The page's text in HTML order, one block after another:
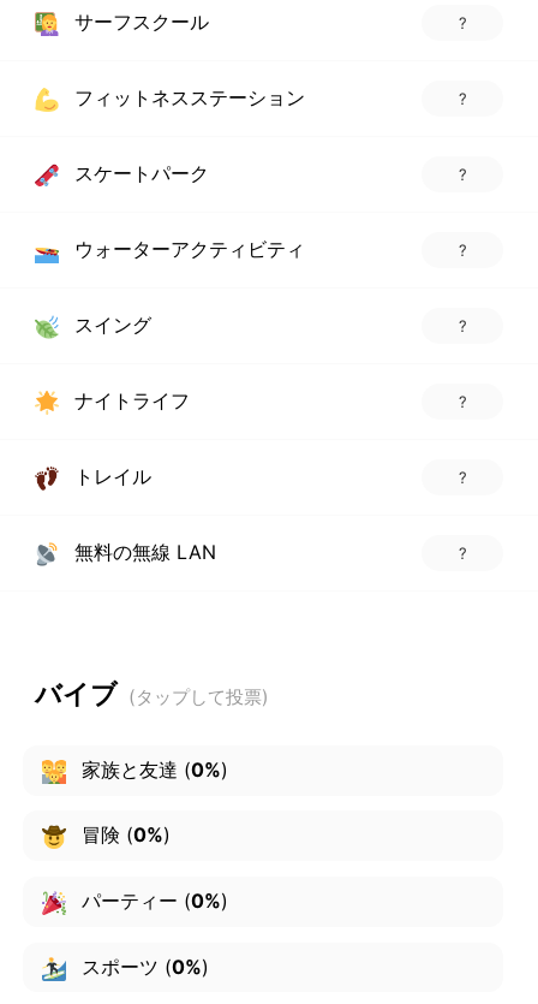
サーフスクール ?
フィットネスステーション ?
スケートパーク ?
ウォーターアクティビティ ?
スイング ?
ナイトライフ ?
トレイル ?
無料の無線 LAN ?
バイブ
家族と友達 (0%)
冒険 (0%)
パーティー (0%)
スポーツ (0%)